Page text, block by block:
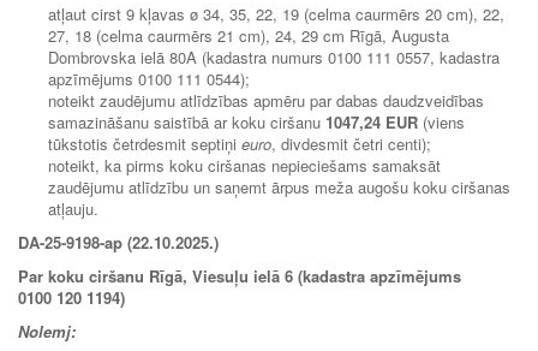
atļaut cirst 9 kļavas ø 34, 35, 22, 19 (celma caurmērs 20 cm), 22,
27, 18 (celma caurmērs 21 cm), 24, 29 cm Rīgā, Augusta
Dombrovska ielā 80A (kadastra numurs 0100 111 0557, kadastra
apzīmējums 0100 111 0544);
noteikt zaudējumu atlīdzības apmēru par dabas daudzveidības
samazināšanu saistībā ar koku ciršanu 1047,24 EUR (viens
tūkstotis četrdesmit septiņi euro, divdesmit četri centi);
noteikt, ka pirms koku ciršanas nepieciešams samaksāt
zaudējumu atlīdzību un saņemt ārpus meža augošu koku ciršanas
atļauju.
DA-25-9198-ap (22.10.2025.)
Par koku ciršanu Rīgā, Viesuļu ielā 6 (kadastra apzīmējums
0100 120 1194)
Nolemj: